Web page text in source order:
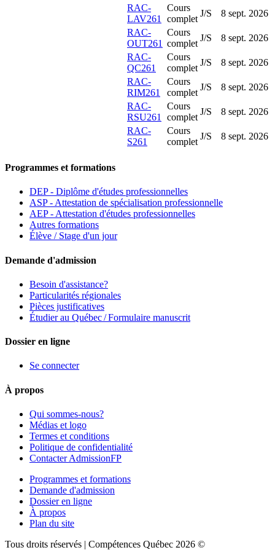
RAC-
LAV261
Cours
complet
J/S
8 sept. 2026
RAC-
OUT261
Cours
complet
J/S
8 sept. 2026
RAC-
QC261
Cours
complet
J/S
8 sept. 2026
RAC-
RIM261
Cours
complet
J/S
8 sept. 2026
RAC-
RSU261
Cours
complet
J/S
8 sept. 2026
RAC-
S261
Cours
complet
J/S 8 sept. 2026
Programmes et formations
DEP - Diplôme d'études professionnelles
ASP - Attestation de spécialisation professionnelle
AEP - Attestation d'études professionnelles
Autres formations
Élève / Stage d'un jour
Demande d'admission
Besoin d'assistance?
Particularités régionales
Pièces justificatives
Étudier au Québec / Formulaire manuscrit
Dossier en ligne
Se connecter
À propos
Qui sommes-nous?
Médias et logo
Termes et conditions
Politique de confidentialité
Contacter AdmissionFP
Programmes et formations
Demande d'admission
Dossier en ligne
À propos
Plan du site
Tous droits réservés | Compétences Québec 2026 ©